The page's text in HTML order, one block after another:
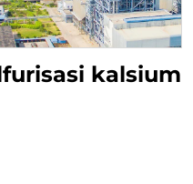
kalsium